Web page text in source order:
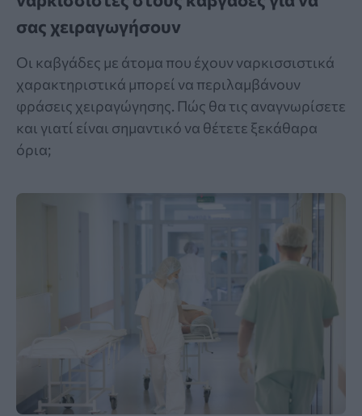
σας χειραγωγήσουν
Οι καβγάδες με άτομα που έχουν ναρκισσιστικά
χαρακτηριστικά μπορεί να περιλαμβάνουν
φράσεις χειραγώγησης. Πώς θα τις αναγνωρίσετε
και γιατί είναι σημαντικό να θέτετε ξεκάθαρα
όρια;